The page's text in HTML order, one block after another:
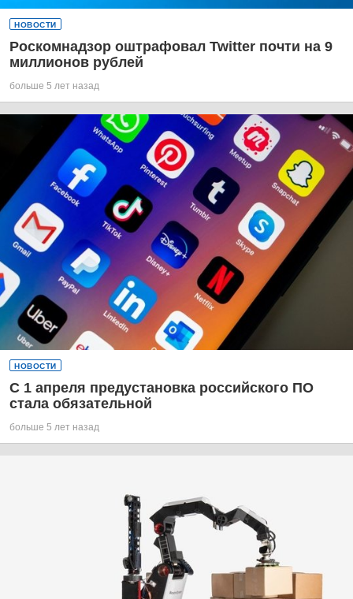
НОВОСТИ
Роскомнадзор оштрафовал Twitter почти на 9
миллионов рублей
больше 5 лет назад
НОВОСТИ
С 1 апреля предустановка российского ПО
стала обязательной
больше 5 лет назад